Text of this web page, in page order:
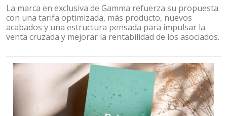
La marca en exclusiva de Gamma refuerza su propuesta
con una tarifa optimizada, más producto, nuevos
acabados y una estructura pensada para impulsar la
venta cruzada y mejorar la rentabilidad de los asociados.